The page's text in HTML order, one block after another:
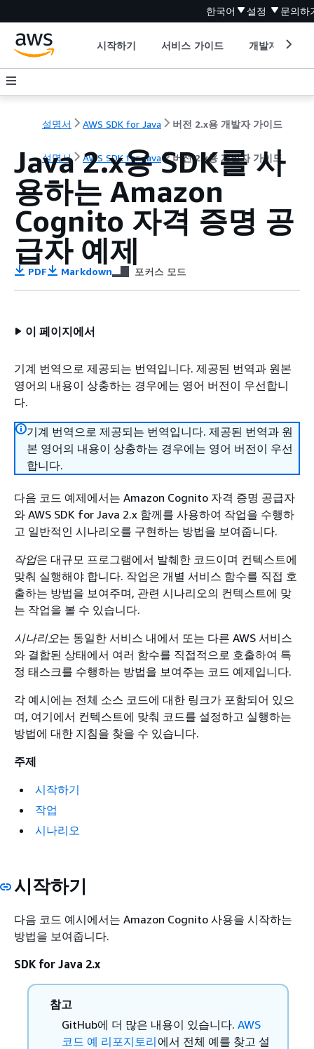
한국어 설정 문의하
시작하기 서비스 가이드 개발자 도구
설명서 AWS SDK for Java 버전 2.x용 개발자 가이드
설명서 AWS SDK for Java 버전 2.x용 개발자 가이드
Java 2.x용 SDK를 사
용하는 Amazon
Cognito 자격 증명 공
급자 예제
PDF Markdown 포커스 모드
이 페이지에서
기계 번역으로 제공되는 번역입니다. 제공된 번역과 원본
영어의 내용이 상충하는 경우에는 영어 버전이 우선합니
다.
기계 번역으로 제공되는 번역입니다. 제공된 번역과 원
본 영어의 내용이 상충하는 경우에는 영어 버전이 우선
합니다.
다음 코드 예제에서는 Amazon Cognito 자격 증명 공급자
와 AWS SDK for Java 2.x 함께를 사용하여 작업을 수행하
고 일반적인 시나리오를 구현하는 방법을 보여줍니다.
작업은 대규모 프로그램에서 발췌한 코드이며 컨텍스트에
맞춰 실행해야 합니다. 작업은 개별 서비스 함수를 직접 호
출하는 방법을 보여주며, 관련 시나리오의 컨텍스트에 맞
는 작업을 볼 수 있습니다.
시나리오는 동일한 서비스 내에서 또는 다른 AWS 서비스
와 결합된 상태에서 여러 함수를 직접적으로 호출하여 특
정 태스크를 수행하는 방법을 보여주는 코드 예제입니다.
각 예시에는 전체 소스 코드에 대한 링크가 포함되어 있으
며, 여기에서 컨텍스트에 맞춰 코드를 설정하고 실행하는
방법에 대한 지침을 찾을 수 있습니다.
주제
시작하기
작업
시나리오
시작하기
다음 코드 예시에서는 Amazon Cognito 사용을 시작하는
방법을 보여줍니다.
SDK for Java 2.x
참고
GitHub에 더 많은 내용이 있습니다. AWS
코드 예 리포지토리 에서 전체 예를 찾고 설